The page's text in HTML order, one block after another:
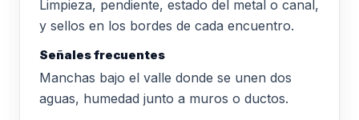
Limpieza, pendiente, estado del metal o canal,
y sellos en los bordes de cada encuentro.
Señales frecuentes
Manchas bajo el valle donde se unen dos
aguas, humedad junto a muros o ductos.